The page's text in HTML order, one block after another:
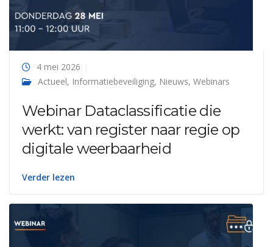
4 mei 2026
Actueel, Informatiebeveiliging, Nieuws, Webinars
Webinar Dataclassificatie die
werkt: van register naar regie op
digitale weerbaarheid
Verder lezen